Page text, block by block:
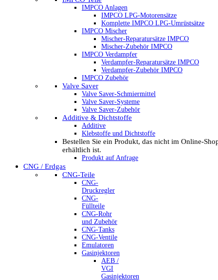
IMPCO Anlagen
IMPCO LPG-Motorensätze
Komplette IMPCO LPG-Umrüstsätze
IMPCO Mischer
Mischer-Reparatursätze IMPCO
Mischer-Zubehör IMPCO
IMPCO Verdampfer
Verdampfer-Reparatursätze IMPCO
Verdampfer-Zubehör IMPCO
IMPCO Zubehör
Valve Saver
Valve Saver-Schmiermittel
Valve Saver-Systeme
Valve Saver-Zubehör
Additive & Dichtstoffe
Additive
Klebstoffe und Dichtstoffe
Bestellen Sie ein Produkt, das nicht im Online-
erhältlich ist.
Produkt auf Anfrage
CNG / Erdgas
CNG-Teile
CNG-
Druckregler
CNG-
Füllteile
CNG-Rohr
und Zubehör
CNG-Tanks
CNG-Ventile
Emulatoren
Gasinjektoren
AEB /
VGI
Gasinjektoren